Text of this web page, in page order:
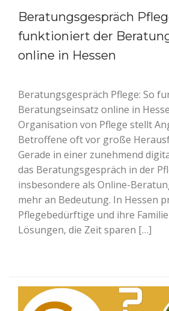
Beratungsgespräch
funktioniert der
online in Hessen
Beratungsgespräch Pflege: So
Beratungseinsatz online in
Organisation von Pflege stellt
Betroffene oft vor große
Gerade in einer zunehmend
das Beratungsgespräch in der
insbesondere als Online-
mehr an Bedeutung. In Hessen
Pflegebedürftige und ihre
Lösungen, die Zeit sparen […]